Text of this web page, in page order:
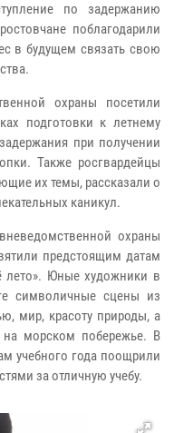
по задержанию
поблагодарили
в будущем связать свою
охраны посетили
подготовки к летнему
при получении
Также росгвардейцы
их темы, рассказали о
каникул.
охраны
предстоящим датам
Юные художники в
символичные сцены из
мир, красоту природы, а
морском побережье. В
учебного года поощрили
за отличную учебу.